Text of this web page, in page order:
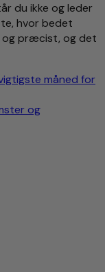
du ikke og leder
hvor bedet
og præcist, og det
måned for
og